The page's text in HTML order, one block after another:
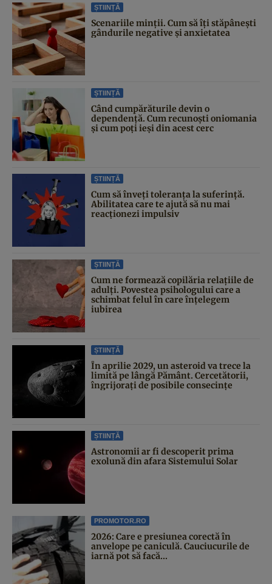
ȘTIINȚĂ
Scenariile minții. Cum să îți stăpânești
gândurile negative și anxietatea
ȘTIINȚĂ
Când cumpărăturile devin o
dependență. Cum recunoști oniomania
și cum poți ieși din acest cerc
ȘTIINȚĂ
Cum să înveți toleranța la suferință.
Abilitatea care te ajută să nu mai
reacționezi impulsiv
ȘTIINȚĂ
Cum ne formează copilăria relațiile de
adulți. Povestea psihologului care a
schimbat felul în care înțelegem
iubirea
ȘTIINȚĂ
În aprilie 2029, un asteroid va trece la
limită pe lângă Pământ. Cercetătorii,
îngrijorați de posibile consecințe
ȘTIINȚĂ
Astronomii ar fi descoperit prima
exolună din afara Sistemului Solar
PROMOTOR.RO
2026: Care e presiunea corectă în
anvelope pe caniculă. Cauciucurile de
iarnă pot să facă...